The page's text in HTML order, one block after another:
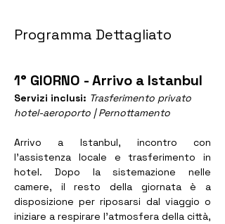
Programma Dettagliato
1° GIORNO - Arrivo a Istanbul
Servizi inclusi: Trasferimento privato
hotel-aeroporto | Pernottamento
Arrivo a Istanbul, incontro con
l’assistenza locale e trasferimento in
hotel. Dopo la sistemazione nelle
camere, il resto della giornata è a
disposizione per riposarsi dal viaggio o
iniziare a respirare l’atmosfera della città,